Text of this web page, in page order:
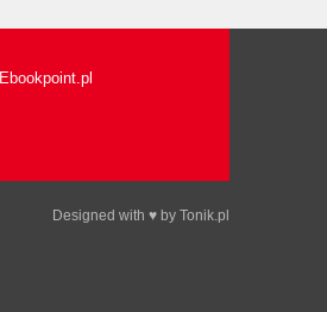
Ebookpoint.pl
Designed with ♥ by Tonik.pl